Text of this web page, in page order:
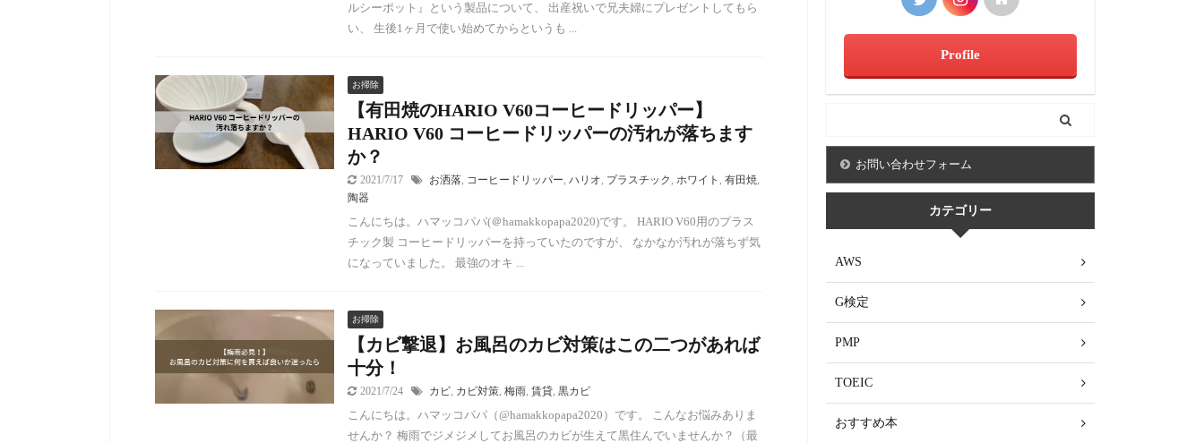
ルシーポット』という製品について、 出産祝いで兄夫婦にプレゼントしてもら
い、 生後1ヶ月で使い始めてからというも ...
お掃除
【有田焼のHARIO V60コーヒードリッパー】
HARIO V60 コーヒードリッパーの汚れが落ちます
か？
2021/7/17 お洒落, コーヒードリッパー, ハリオ, プラスチック , ホワイト , 有田焼,
陶器
こんにちは。ハマッコパパ(＠hamakkopapa2020)です。 HARIO V60用のプラス
チック製 コーヒードリッパーを持っていたのですが、 なかなか汚れが落ちず気
になっていました。 最強のオキ ...
お掃除
【カビ撃退】お風呂のカビ対策はこの二つがあれば
十分！
2021/7/24 カビ, カビ対策, 梅雨, 賃貸, 黒カビ
こんにちは。ハマッコパパ（@hamakkopapa2020）です。 こんなお悩みありま
せんか？ 梅雨でジメジメしてお風呂のカビが生えて黒住んでいませんか？（最
Profile
お問い合わせフォーム
カテゴリー
AWS
G検定
PMP
TOEIC
おすすめ本